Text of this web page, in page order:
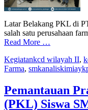
Latar Belakang PKL di
salah satu perusahaan
Read More …
Kegiatankcd wilayah II,
Farma,
Pemantauan
(PKL) Siswa